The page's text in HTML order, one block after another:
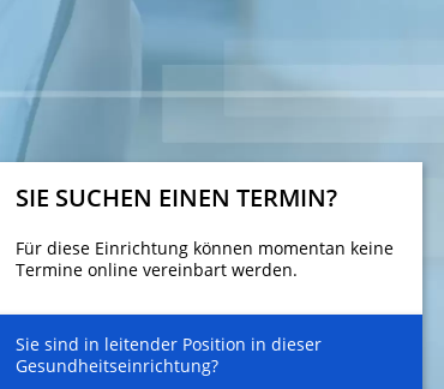
SIE SUCHEN EINEN TERMIN?
Für diese Einrichtung können momentan keine
Termine online vereinbart werden.
Sie sind in leitender Position in dieser
Gesundheitseinrichtung?